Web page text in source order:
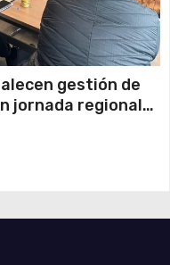
gestión de
jornada regional
y ANDESS